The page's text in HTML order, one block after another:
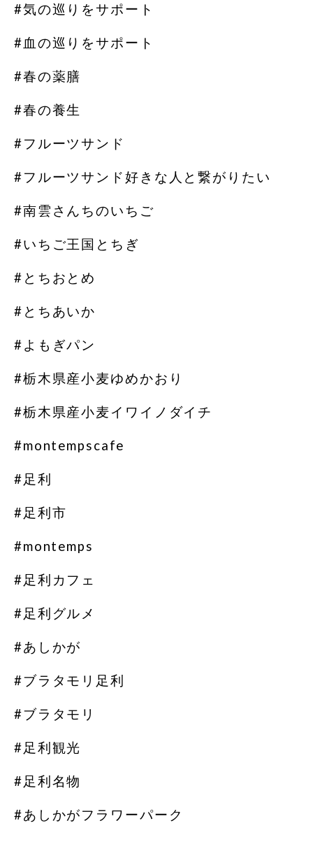
#気の巡りをサポート
#血の巡りをサポート
#春の薬膳
#春の養生
#フルーツサンド
#フルーツサンド好きな人と繋がりたい
#南雲さんちのいちご
#いちご王国とちぎ
#とちおとめ
#とちあいか
#よもぎパン
#栃木県産小麦ゆめかおり
#栃木県産小麦イワイノダイチ
#montempscafe
#足利
#足利市
#montemps
#足利カフェ
#足利グルメ
#あしかが
#ブラタモリ足利
#ブラタモリ
#足利観光
#足利名物
#あしかがフラワーパーク